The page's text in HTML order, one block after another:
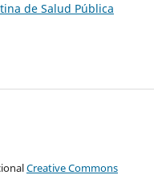
de Salud Pública
Creative Commons